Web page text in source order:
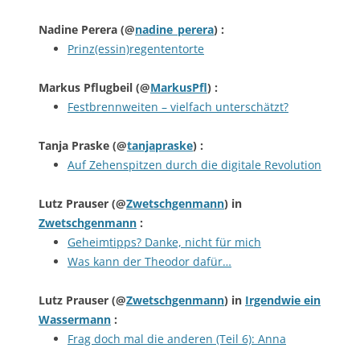
Nadine Perera (@nadine_perera) :
Prinz(essin)regententorte
Markus Pflugbeil (@MarkusPfl) :
Festbrennweiten – vielfach unterschätzt?
Tanja Praske (@tanjapraske) :
Auf Zehenspitzen durch die digitale Revolution
Lutz Prauser (@Zwetschgenmann) in
Zwetschgenmann :
Geheimtipps? Danke, nicht für mich
Was kann der Theodor dafür…
Lutz Prauser (@Zwetschgenmann) in Irgendwie ein
Wassermann :
Frag doch mal die anderen (Teil 6): Anna